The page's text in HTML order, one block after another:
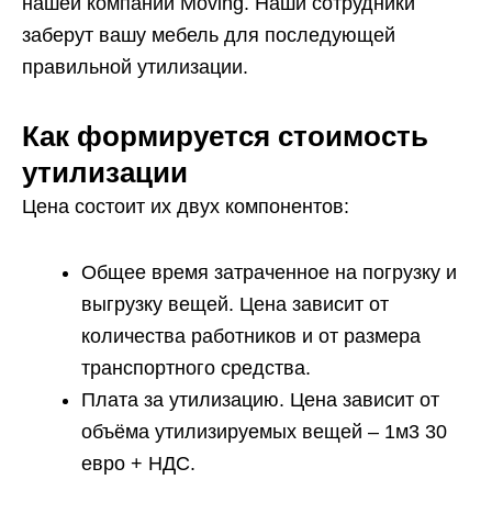
заберут вашу мебель для последующей
правильной утилизации.
Как формируется стоимость
утилизации
Цена состоит их двух компонентов:
Общее время затраченное на погрузку и
выгрузку вещей. Цена зависит от
количества работников и от размера
транспортного средства.
Плата за утилизацию. Цена зависит от
объёма утилизируемых вещей – 1м3 30
евро + НДС.